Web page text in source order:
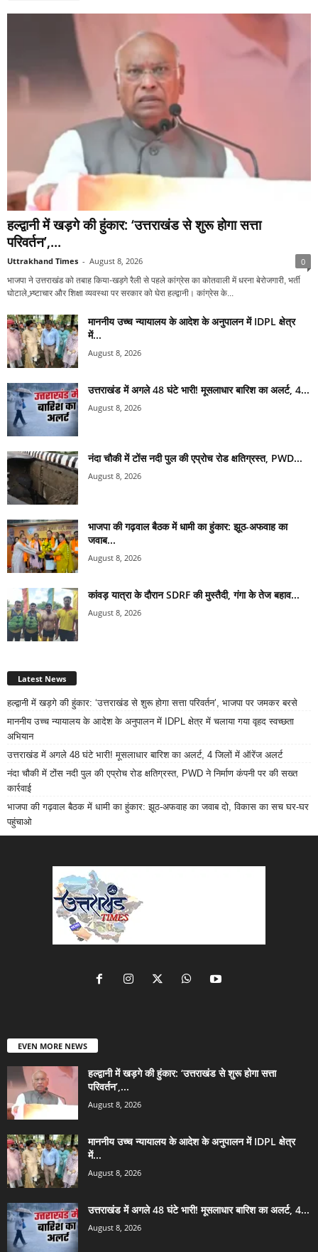
हल्द्वानी में खड़गे की हुंकार: ‘उत्तराखंड से शुरू होगा सत्ता
परिवर्तन’,...
Uttrakhand Times - August 8, 2026 0
भाजपा ने उत्तराखंड को तबाह किया-खड़गे रैली से पहले कांग्रेस का कोतवाली में धरना बेरोजगारी, भर्ती
घोटाले,भ्र्ष्टाचार और शिक्षा व्यवस्था पर सरकार को घेरा हल्द्वानी। कांग्रेस के...
माननीय उच्च न्यायालय के आदेश के अनुपालन में IDPL क्षेत्र
में...
August 8, 2026
उत्तराखंड में अगले 48 घंटे भारी! मूसलाधार बारिश का अलर्ट, 4...
August 8, 2026
नंदा चौकी में टोंस नदी पुल की एप्रोच रोड क्षतिग्रस्त, PWD...
August 8, 2026
भाजपा की गढ़वाल बैठक में धामी का हुंकार: झूठ-अफवाह का
जवाब...
August 8, 2026
कांवड़ यात्रा के दौरान SDRF की मुस्तैदी, गंगा के तेज बहाव...
August 8, 2026
Latest News
हल्द्वानी में खड़गे की हुंकार: ‘उत्तराखंड से शुरू होगा सत्ता परिवर्तन’, भाजपा पर जमकर बरसे
माननीय उच्च न्यायालय के आदेश के अनुपालन में IDPL क्षेत्र में चलाया गया वृहद स्वच्छता
अभियान
उत्तराखंड में अगले 48 घंटे भारी! मूसलाधार बारिश का अलर्ट, 4 जिलों में ऑरेंज अलर्ट
नंदा चौकी में टोंस नदी पुल की एप्रोच रोड क्षतिग्रस्त, PWD ने निर्माण कंपनी पर की सख्त
कार्रवाई
भाजपा की गढ़वाल बैठक में धामी का हुंकार: झूठ-अफवाह का जवाब दो, विकास का सच घर-घर
पहुंचाओ
EVEN MORE NEWS
हल्द्वानी में खड़गे की हुंकार: ‘उत्तराखंड से शुरू होगा सत्ता
परिवर्तन’,...
August 8, 2026
माननीय उच्च न्यायालय के आदेश के अनुपालन में IDPL क्षेत्र
में...
August 8, 2026
उत्तराखंड में अगले 48 घंटे भारी! मूसलाधार बारिश का अलर्ट, 4...
August 8, 2026